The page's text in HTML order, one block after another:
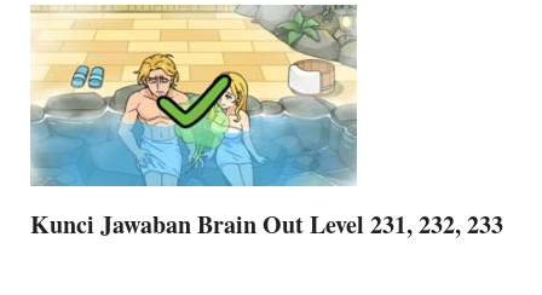
Kunci Jawaban Brain Out Level 231, 232, 233